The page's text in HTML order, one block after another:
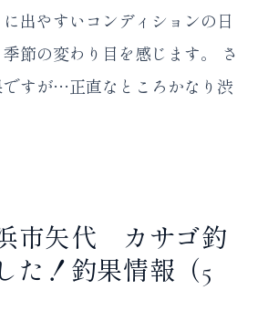
出やすいコンディションの日
節の変わり目を感じます。 さ
ですが…正直なところかなり渋
市矢代 カサゴ釣
た！釣果情報（5